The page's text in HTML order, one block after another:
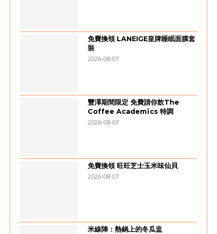
免費換領 LANEIGE皇牌睡眠面膜套
裝
2026-08-07
豐澤期間限定 免費請你飲The
Coffee Academïcs 特調
2026-08-07
免費換領 旺旺芝士玉米味仙貝
2026-08-07
米線陣：熱鍋上的冬瓜盅